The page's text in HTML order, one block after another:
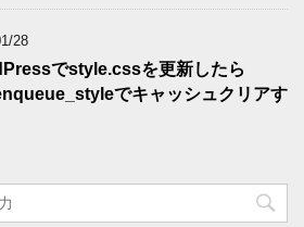
28
でstyle.cssを更新したら
でキャッシュクリアす